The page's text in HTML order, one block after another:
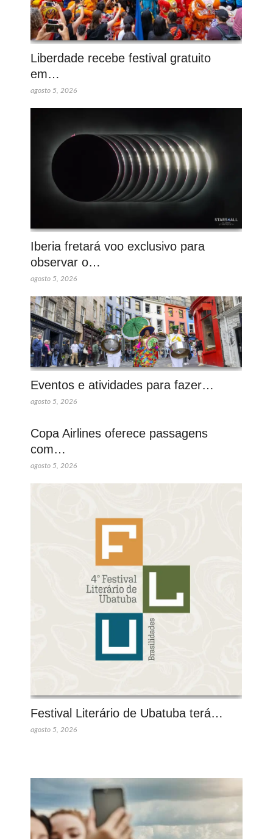
Liberdade recebe festival gratuito
em…
agosto 5, 2026
Iberia fretará voo exclusivo para
observar o…
agosto 5, 2026
Eventos e atividades para fazer…
agosto 5, 2026
Copa Airlines oferece passagens
com…
agosto 5, 2026
Festival Literário de Ubatuba terá…
agosto 5, 2026